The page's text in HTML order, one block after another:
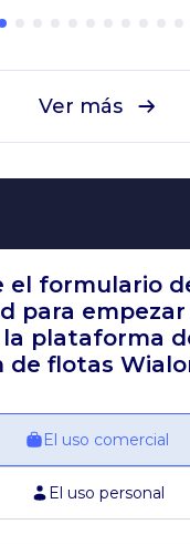
Ver más
el formulario
para empezar
plataforma
de flotas
El uso comercial
El uso personal